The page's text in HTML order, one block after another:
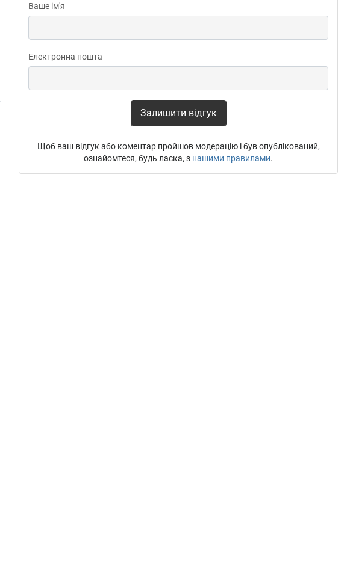
Ваше ім'я
Електронна пошта
Залишити відгук
Щоб ваш відгук або коментар пройшов модерацію і був опублікований,
ознайомтеся, будь ласка, з нашими правилами.